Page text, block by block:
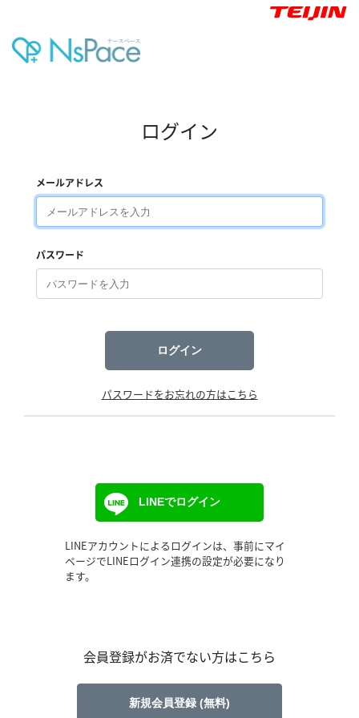
ログイン
メールアドレス
パスワード
ログイン
パスワードをお忘れの方はこちら
LINEでログイン
LINEアカウントによるログインは、事前にマイ
ページでLINEログイン連携の設定が必要になり
ます。
会員登録がお済でない方はこちら
新規会員登録 (無料)